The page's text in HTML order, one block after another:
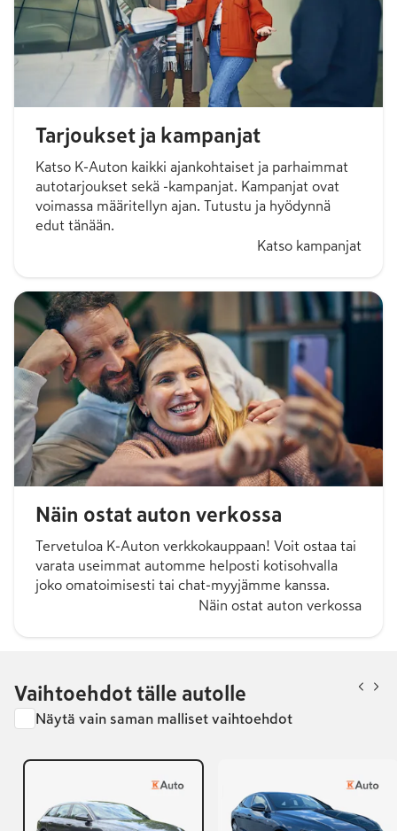
Tarjoukset ja kampanjat
Katso K-Auton kaikki ajankohtaiset ja parhaimmat
autotarjoukset sekä -kampanjat. Kampanjat ovat
voimassa määritellyn ajan. Tutustu ja hyödynnä
edut tänään.
Katso kampanjat
Näin ostat auton verkossa
Tervetuloa K-Auton verkkokauppaan! Voit ostaa tai
varata useimmat automme helposti kotisohvalla
joko omatoimisesti tai chat-myyjämme kanssa.
Näin ostat auton verkossa
Vaihtoehdot tälle autolle
Näytä vain saman malliset vaihtoehdot